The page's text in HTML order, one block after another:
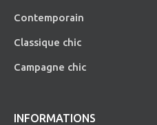
Contemporain
Classique chic
Campagne chic
INFORMATIONS